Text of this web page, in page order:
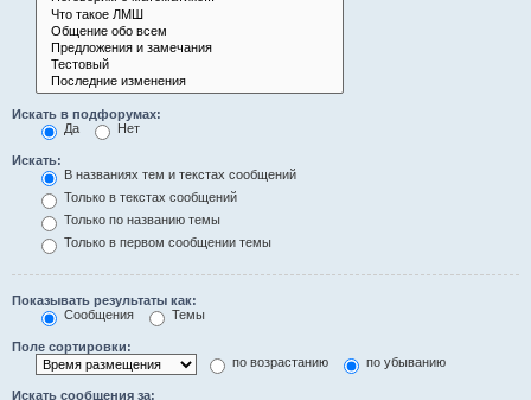
Искать в подфорумах:
Да
Нет
Искать:
В названиях тем и текстах сообщений
Только в текстах сообщений
Только по названию темы
Только в первом сообщении темы
Показывать результаты как:
Сообщения
Темы
Поле сортировки:
по возрастанию
по убыванию
Искать сообщения за: